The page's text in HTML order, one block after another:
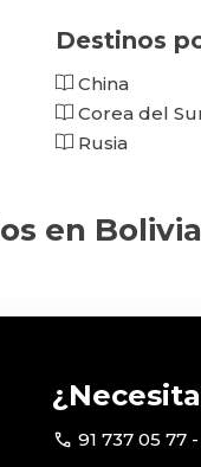
Destinos
China
Corea del
Rusia
en Bolivia
call 91 737 05 77